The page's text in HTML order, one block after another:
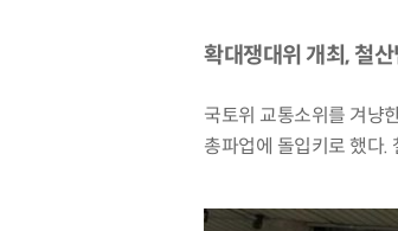
확대쟁대위 개최, 철
국토위 교통소위를 겨냥
총파업에 돌입키로 했다.